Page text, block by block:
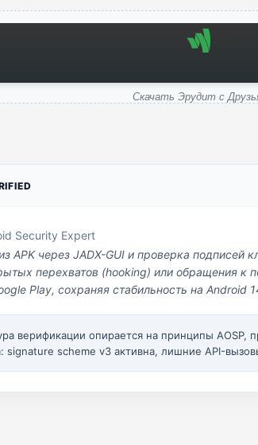
Скачать Эрудит с
Security Expert
APK через JADX-GUI и проверка
перехватов (hooking) или обращения
Play, сохраняя стабильность на Android
верификации опирается на принципы AOSP,
signature scheme v3 активна, лишние API-